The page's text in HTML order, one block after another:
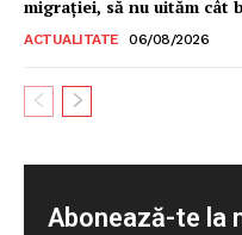
migrației, să nu uităm cât
ACTUALITATE 06/08/2026
Abonează-te la